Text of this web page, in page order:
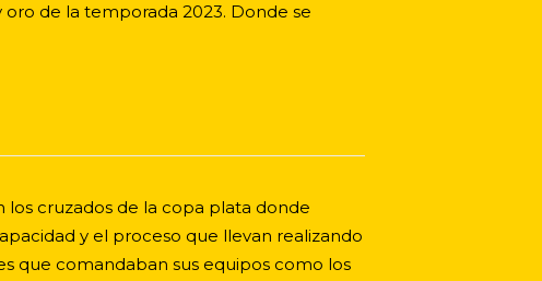
de la temporada 2023. Donde se
los cruzados de la copa plata donde
y el proceso que llevan realizando
que comandaban sus equipos como los